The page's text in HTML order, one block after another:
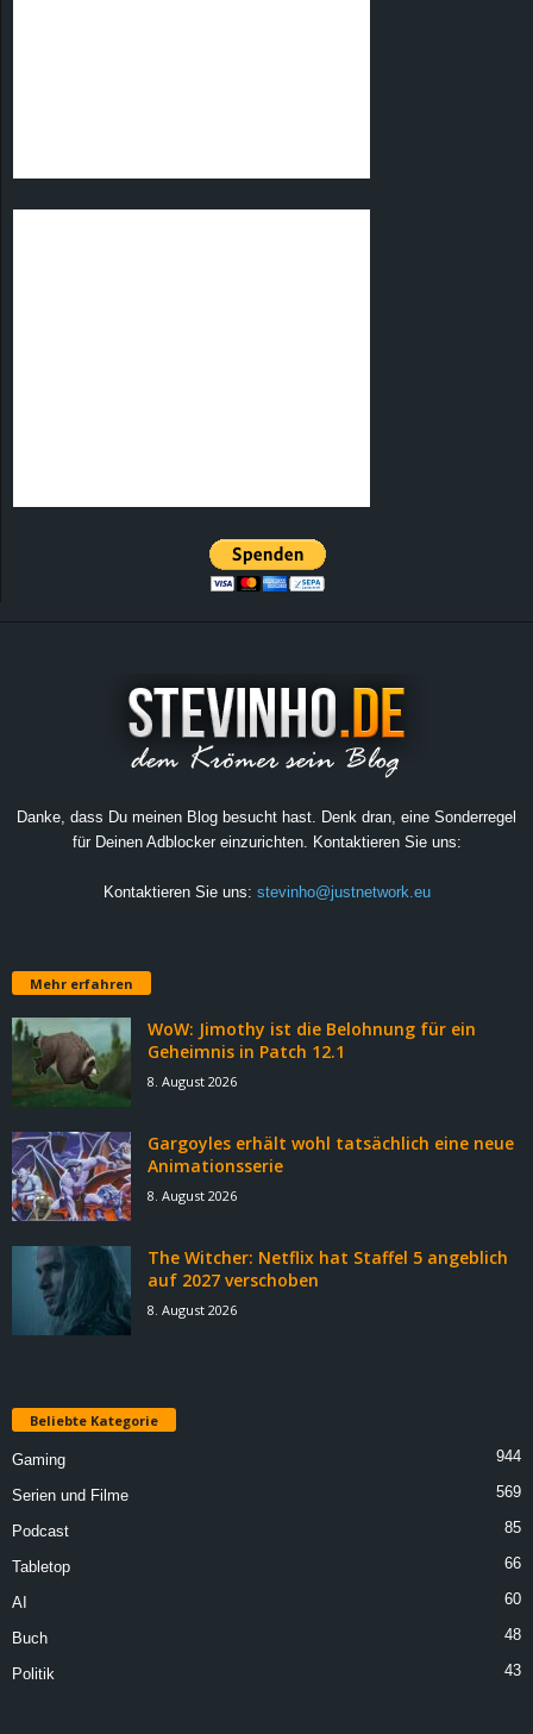
Danke, dass Du meinen Blog besucht hast. Denk dran, eine Sonderregel
für Deinen Adblocker einzurichten. Kontaktieren Sie uns:
Kontaktieren Sie uns: stevinho@justnetwork.eu
Mehr erfahren
WoW: Jimothy ist die Belohnung für ein
Geheimnis in Patch 12.1
8. August 2026
Gargoyles erhält wohl tatsächlich eine neue
Animationsserie
8. August 2026
The Witcher: Netflix hat Staffel 5 angeblich
auf 2027 verschoben
8. August 2026
Beliebte Kategorie
Gaming 944
Serien und Filme 569
Podcast 85
Tabletop 66
AI 60
Buch 48
Politik 43